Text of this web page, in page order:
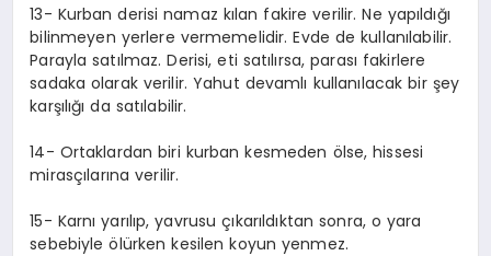
13- Kurban derisi namaz kılan fakire verilir. Ne yapıldığı
bilinmeyen yerlere vermemelidir. Evde de kullanılabilir.
Parayla satılmaz. Derisi, eti satılırsa, parası fakirlere
sadaka olarak verilir. Yahut devamlı kullanılacak bir şey
karşılığı da satılabilir.
14- Ortaklardan biri kurban kesmeden ölse, hissesi
mirasçılarına verilir.
15- Karnı yarılıp, yavrusu çıkarıldıktan sonra, o yara
sebebiyle ölürken kesilen koyun yenmez.